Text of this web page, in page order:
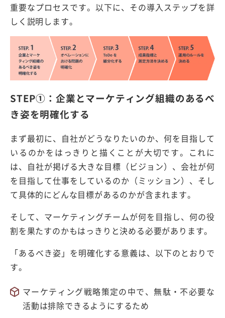
重要なプロセスです。以下に、その導入ステップを詳
しく説明します。
STEP①：企業とマーケティング組織のあるべ
き姿を明確化する
まず最初に、自社がどうなりたいのか、何を目指して
いるのかをはっきりと描くことが大切です。これに
は、自社が掲げる大きな目標（ビジョン）、会社が何
を目指して仕事をしているのか（ミッション）、そし
て具体的にどんな目標があるのかが含まれます。
そして、マーケティングチームが何を目指し、何の役
割を果たすのかもはっきりと決める必要があります。
「あるべき姿」を明確化する意義は、以下のとおりで
す。
マーケティング戦略策定の中で、無駄・不必要な
活動は排除できるようにするため